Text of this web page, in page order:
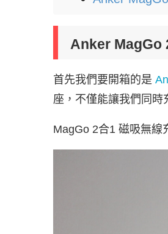
Anker MagGo
首先我們要開箱的是
座，不僅能讓我們同時
MagGo 2合1 磁吸無線